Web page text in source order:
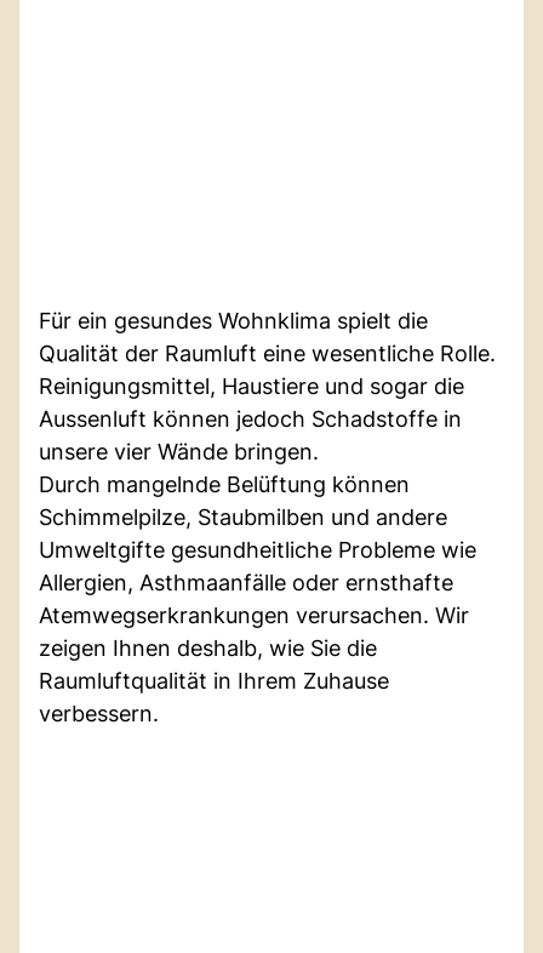
Für ein gesundes Wohnklima spielt die
Qualität der Raumluft eine wesentliche Rolle.
Reinigungsmittel, Haustiere und sogar die
Aussenluft können jedoch Schadstoffe in
unsere vier Wände bringen.
Durch mangelnde Belüftung können
Schimmelpilze, Staubmilben und andere
Umweltgifte gesundheitliche Probleme wie
Allergien, Asthmaanfälle oder ernsthafte
Atemwegserkrankungen verursachen. Wir
zeigen Ihnen deshalb, wie Sie die
Raumluftqualität in Ihrem Zuhause
verbessern.